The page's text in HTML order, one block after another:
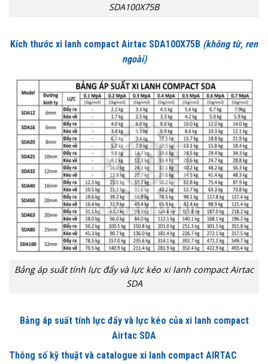
SDA100X75B
Kích thước xi lanh compact Airtac SDA100X75B (không từ, ren
ngoài)
Bảng áp suất tính lực đẩy và lực kéo xi lanh compact Airtac
SDA
Bảng áp suất tính lực đẩy và lực kéo của xi lanh compact
Airtac SDA
Thông số kỹ thuật và catalogue xi lanh compact AIRTAC